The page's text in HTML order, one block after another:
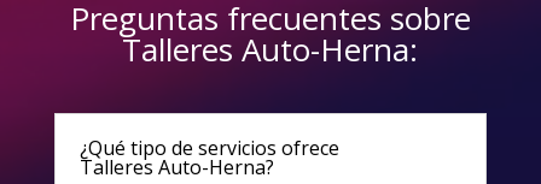
Preguntas frecuentes sobre
Talleres Auto-Herna:
¿Qué tipo de servicios ofrece
Talleres Auto-Herna?